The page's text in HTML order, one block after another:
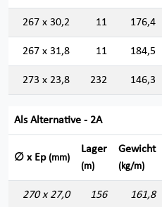
267 x 30,2 11 176,4
267 x 31,8 11 184,5
273 x 23,8 232 146,3
Als Alternative - 2A
∅ x Ep (mm)
Lager
(m)
Gewicht
(kg/m)
270 x 27,0 156 161,8